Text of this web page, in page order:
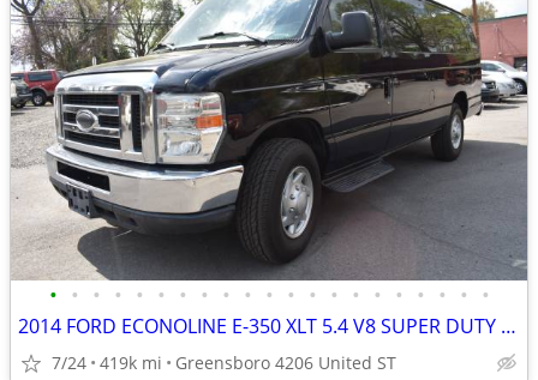
• • • • • • • • • • • • • • • • • • • • •
2014 FORD ECONOLINE E-350 XLT 5.4 V8 SUPER DUTY EXTENDED PASSENGER VAN
7/24 419k mi Greensboro 4206 United ST